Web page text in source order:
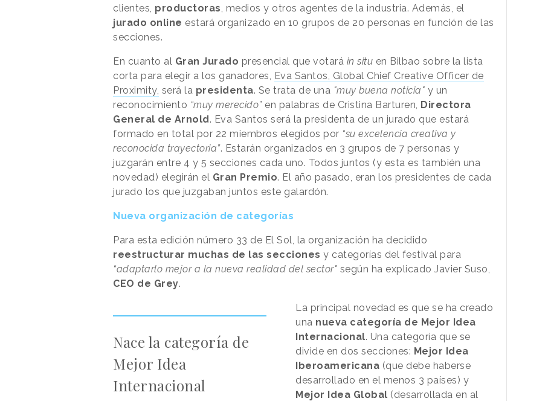
clientes, productoras , medios y otros agentes de la industria. Además, el
jurado online estará organizado en 10 grupos de 20 personas en función de las
secciones.
En cuanto al Gran Jurado presencial que votará in situ en Bilbao sobre la lista
corta para elegir a los ganadores,
Eva Santos, Global Chief Creative Officer de
Proximity, será la presidenta. Se trata de una "muy buena noticia" y un
reconocimiento “muy merecido”en palabras de Cristina Barturen, Directora
General de Arnold. Eva Santos será la presidenta de un jurado que estará
formado en total por 22 miembros elegidos por “su excelencia creativa y
reconocida trayectoria”. Estarán organizados en 3 grupos de 7 personas y
juzgarán entre 4 y 5 secciones cada uno. Todos juntos (y esta es también una
novedad) elegirán el Gran Premio. El año pasado, eran los presidentes de cada
jurado los que juzgaban juntos este galardón.
Nueva organización de categorías
Para esta edición número 33 de El Sol, la organización ha decidido
reestructurar muchas de las secciones y categorías del festival para
“adaptarlo mejor a la nueva realidad del sector" según ha explicado Javier Suso,
CEO de Grey.
Nace la categoría de
Mejor Idea
Internacional
La principal novedad es que se ha creado
una nueva categoría de Mejor Idea
Internacional. Una categoría que se
divide en dos secciones: Mejor Idea
Iberoamericana (que debe haberse
desarrollado en el menos 3 países) y
Mejor Idea Global (desarrollada en al